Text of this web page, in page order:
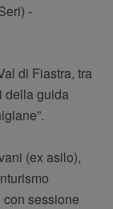
-
di Fiastra, tra
della guida
(ex asilo),
con sessione